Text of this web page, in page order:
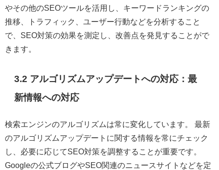
やその他のSEOツールを活用し、キーワードランキングの
推移、トラフィック、ユーザー行動などを分析すること
で、SEO対策の効果を測定し、改善点を発見することがで
きます。
3.2 アルゴリズムアップデートへの対応：最
新情報への対応
検索エンジンのアルゴリズムは常に変化しています。 最新
のアルゴリズムアップデートに関する情報を常にチェック
し、必要に応じてSEO対策を調整することが重要です。
Googleの公式ブログやSEO関連のニュースサイトなどを定